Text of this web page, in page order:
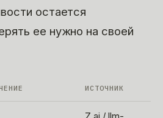
остается
ее нужно на своей
ИСТОЧНИК